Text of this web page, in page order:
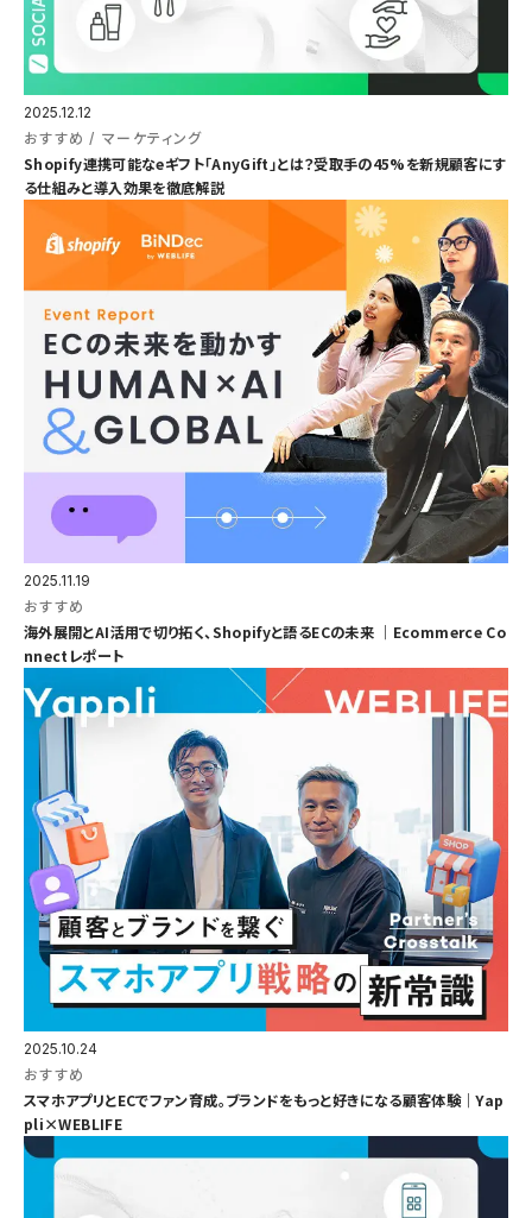
2025.12.12
おすすめ
マーケティング
Shopify連携可能なeギフト「AnyGift」とは？受取手の45%を新規顧客にす
る仕組みと導入効果を徹底解説
2025.11.19
おすすめ
海外展開とAI活用で切り拓く、Shopifyと語るECの未来 ｜Ecommerce Co
nnectレポート
2025.10.24
おすすめ
スマホアプリとECでファン育成。ブランドをもっと好きになる顧客体験｜Yap
pli×WEBLIFE